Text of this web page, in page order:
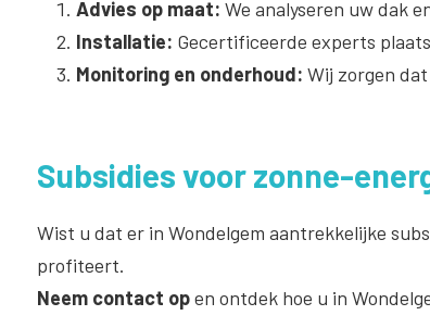
Advies op maat: We analyseren uw dak
Installatie: Gecertificeerde experts
Monitoring en onderhoud: Wij zorgen
Subsidies voor zonne-
Wist u dat er in Wondelgem aantrekkelijke
profiteert.
Neem contact open ontdek hoe u in